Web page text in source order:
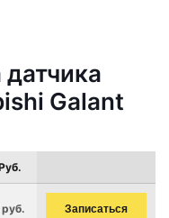
Galant
Записаться